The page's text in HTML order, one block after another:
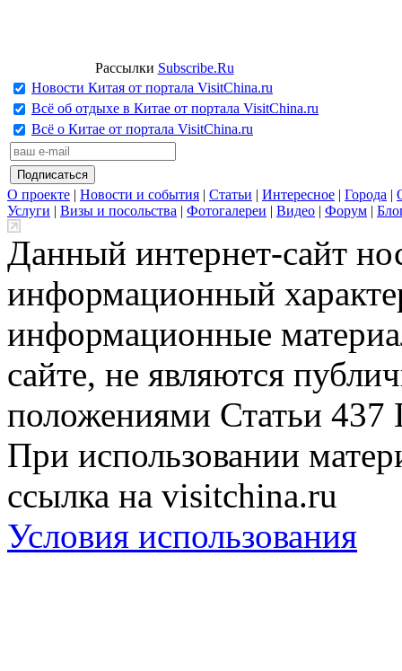
Рассылки Subscribe.Ru
Новости Китая от портала VisitChina.ru
Всё об отдыхе в Китае от портала VisitChina.ru
Всё о Китае от портала VisitChina.ru
О проекте | Новости и события | Статьи | Интересное | Города |
Услуги | Визы и посольства | Фотогалереи | Видео | Форум |
Данный интернет-сайт
информационный
информационные
сайте, не являются
положениями Статьи 437
При использовании
ссылка на visitchina.ru
Условия использования